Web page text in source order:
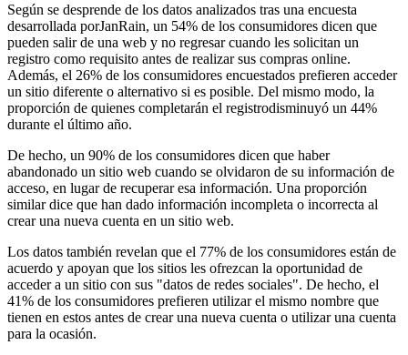
Según se desprende de los datos analizados tras una encuesta
desarrollada porJanRain, un 54% de los consumidores dicen que
pueden salir de una web y no regresar cuando les solicitan un
registro como requisito antes de realizar sus compras online.
Además, el 26% de los consumidores encuestados prefieren acceder
un sitio diferente o alternativo si es posible. Del mismo modo, la
proporción de quienes completarán el registrodisminuyó un 44%
durante el último año.
De hecho, un 90% de los consumidores dicen que haber
abandonado un sitio web cuando se olvidaron de su información de
acceso, en lugar de recuperar esa información. Una proporción
similar dice que han dado información incompleta o incorrecta al
crear una nueva cuenta en un sitio web.
Los datos también revelan que el 77% de los consumidores están de
acuerdo y apoyan que los sitios les ofrezcan la oportunidad de
acceder a un sitio con sus "datos de redes sociales". De hecho, el
41% de los consumidores prefieren utilizar el mismo nombre que
tienen en estos antes de crear una nueva cuenta o utilizar una cuenta
para la ocasión.